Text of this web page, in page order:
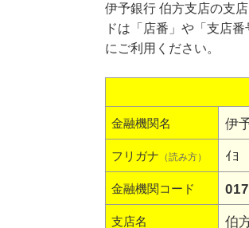
伊予銀行 伯方支店の支
ドは「店番」や「支店
にご利用ください。
金融機関名 伊
フリガナ （読み方） ｲﾖ
金融機関コード
支店名 伯